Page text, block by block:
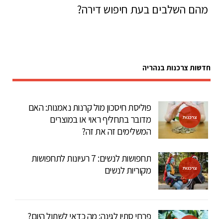
מהם השלבים בעת חיפוש דירה?
חדשות צרכנות בנהריה
צרכנות
פוליסת חיסכון מול קרנות נאמנות: האם
מדובר בתחליף ראוי או במוצרים
המשלימים זה את זה?
צרכנות
תחפושות לנשים: 7 רעיונות לתחפושות
מקוריות לנשים
פרחי סתיו לגינה: מה כדאי לשתול היום?